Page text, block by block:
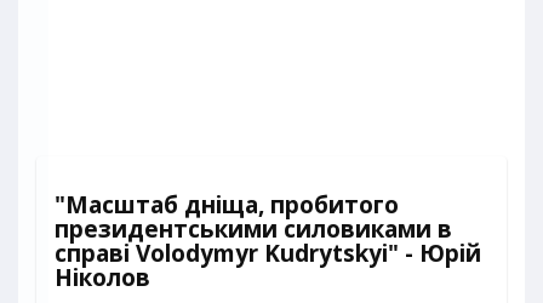
"Масштаб дніща, пробитого
президентськими силовиками в
справі Volodymyr Kudrytskyi" - Юрій
Ніколов